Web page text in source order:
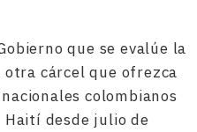
que se evalúe la
cárcel que ofrezca
colombianos
desde julio de